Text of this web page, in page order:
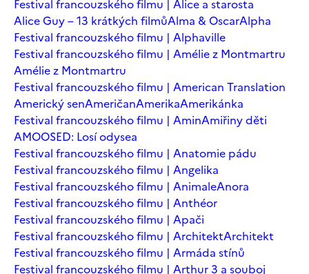
Festival francouzského filmu | Alice a starosta
Alice Guy – 13 krátkých filmůAlma & OscarAlpha
Festival francouzského filmu | Alphaville
Festival francouzského filmu | Amélie z Montmartru
Amélie z Montmartru
Festival francouzského filmu | American Translation
Americký senAmeričanAmerikaAmerikánka
Festival francouzského filmu | AminAmiřiny děti
AMOOSED: Losí odysea
Festival francouzského filmu | Anatomie pádu
Festival francouzského filmu | Angelika
Festival francouzského filmu | AnimaleAnora
Festival francouzského filmu | Anthéor
Festival francouzského filmu | Apači
Festival francouzského filmu | ArchitektArchitekt
Festival francouzského filmu | Armáda stínů
Festival francouzského filmu | Arthur 3 a souboj